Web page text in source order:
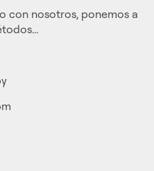
con nosotros, ponemos a